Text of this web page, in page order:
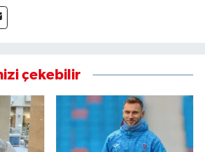
çekebilir